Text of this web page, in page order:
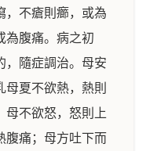
，不瘡則癤，或為
為腹痛。病之初
，隨症調治。母安
夏不欲熱，熱則
母不欲怒，怒則上
腹痛；母方吐下而